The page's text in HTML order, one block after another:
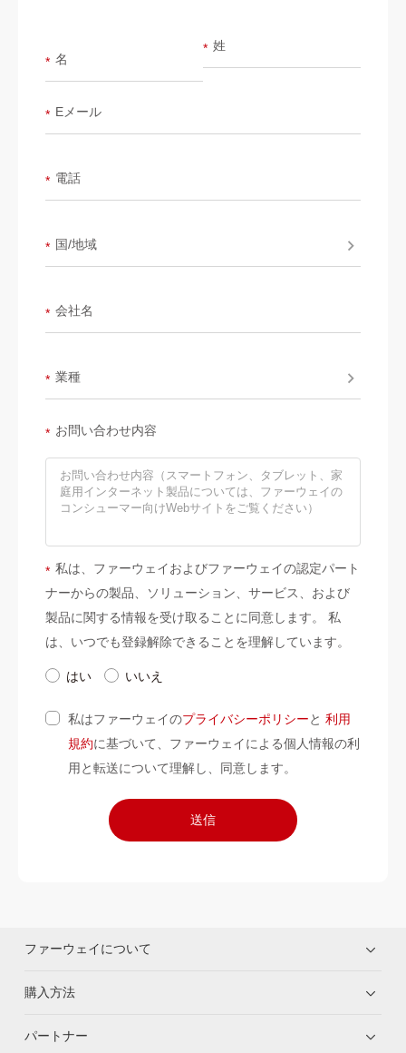
• Injecting IT into traditional teaching methods to reinvigorate the
technology?
* 名
* 姓
* Eメール
* 電話
* 国/地域
* 会社名
* 業種
* お問い合わせ内容
* 私は、ファーウェイおよびファーウェイの認定パート
ナーからの製品、ソリューション、サービス、および
製品に関する情報を受け取ることに同意します。 私
は、いつでも登録解除できることを理解しています。
はい いいえ
私はファーウェイのプライバシーポリシーと 利用
規約に基づいて、ファーウェイによる個人情報の利
用と転送について理解し、同意します。
送信
ファーウェイについて
購入方法
パートナー